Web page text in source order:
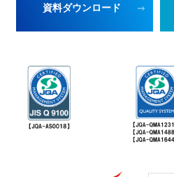
資料ダウンロード